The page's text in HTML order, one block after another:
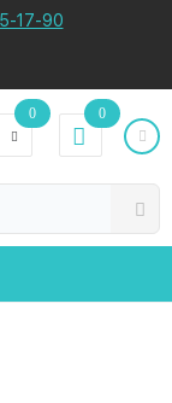
17-90
0 0